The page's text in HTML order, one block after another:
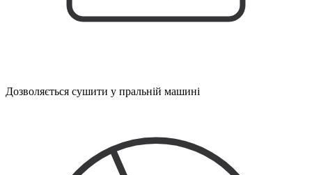
Дозволяється сушити у пральній машині